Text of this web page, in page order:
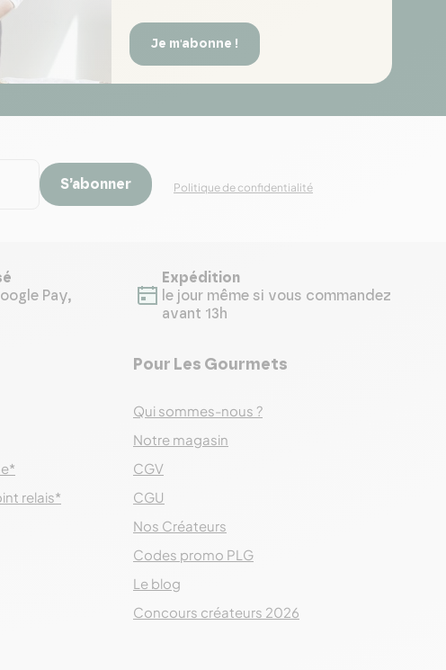
Je m'abonne !
S’abonner Politique de confidentialité
Pay,
Expédition
le jour même si vous commandez
avant 13h
relais*
Pour Les Gourmets
Qui sommes-nous ?
Notre magasin
CGV
CGU
Nos Créateurs
Codes promo PLG
Le blog
Concours créateurs 2026